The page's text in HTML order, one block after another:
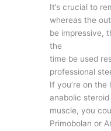
It’s crucial to
whereas the
be impressive,
the
time be used
professional
If you’re on
anabolic
muscle, you
Primobolan or